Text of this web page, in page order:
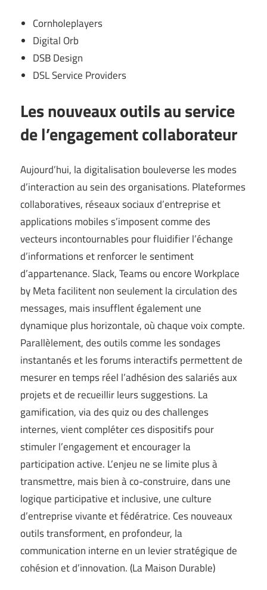
Cornholeplayers
Digital Orb
DSB Design
DSL Service Providers
Les nouveaux outils au service
de l’engagement collaborateur
Aujourd’hui, la digitalisation bouleverse les modes
d’interaction au sein des organisations. Plateformes
collaboratives, réseaux sociaux d’entreprise et
applications mobiles s’imposent comme des
vecteurs incontournables pour fluidifier l’échange
d’informations et renforcer le sentiment
d’appartenance. Slack, Teams ou encore Workplace
by Meta facilitent non seulement la circulation des
messages, mais insufflent également une
dynamique plus horizontale, où chaque voix compte.
Parallèlement, des outils comme les sondages
instantanés et les forums interactifs permettent de
mesurer en temps réel l’adhésion des salariés aux
projets et de recueillir leurs suggestions. La
gamification, via des quiz ou des challenges
internes, vient compléter ces dispositifs pour
stimuler l’engagement et encourager la
participation active. L’enjeu ne se limite plus à
transmettre, mais bien à co-construire, dans une
logique participative et inclusive, une culture
d’entreprise vivante et fédératrice. Ces nouveaux
outils transforment, en profondeur, la
communication interne en un levier stratégique de
cohésion et d’innovation. (La Maison Durable)